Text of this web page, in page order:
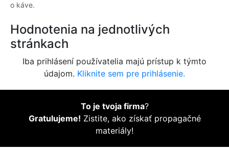
o káve.
Hodnotenia na jednotlivých
stránkach
Iba prihlásení používatelia majú prístup k týmto
údajom. Kliknite sem pre prihlásenie.
To je tvoja firma?
Gratulujeme! Zistite, ako získať propagačné
materiály!